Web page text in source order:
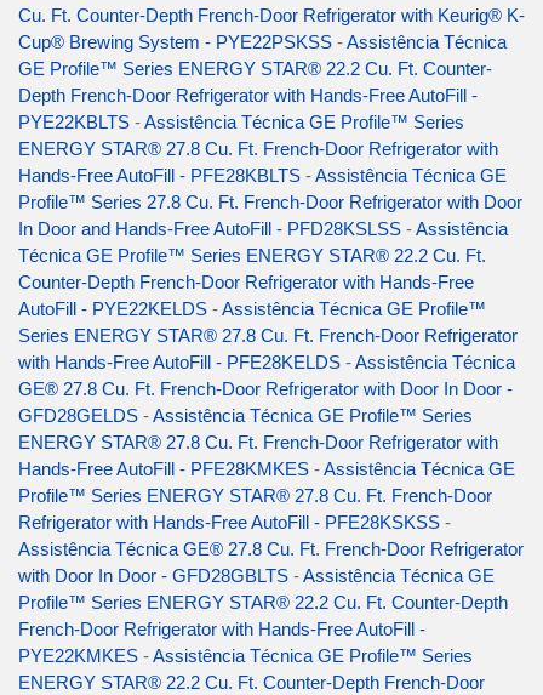
Cu. Ft. Counter-Depth French-Door Refrigerator with Keurig® K-
Cup® Brewing System - PYE22PSKSS -Assistência Técnica
GE Profile™ Series ENERGY STAR® 22.2 Cu. Ft. Counter-
Depth French-Door Refrigerator with Hands-Free AutoFill -
PYE22KBLTS -Assistência Técnica GE Profile™ Series
ENERGY STAR® 27.8 Cu. Ft. French-Door Refrigerator with
Hands-Free AutoFill - PFE28KBLTS -Assistência Técnica GE
Profile™ Series 27.8 Cu. Ft. French-Door Refrigerator with Door
In Door and Hands-Free AutoFill - PFD28KSLSS -Assistência
Técnica GE Profile™ Series ENERGY STAR® 22.2 Cu. Ft.
Counter-Depth French-Door Refrigerator with Hands-Free
AutoFill - PYE22KELDS -Assistência Técnica GE Profile™
Series ENERGY STAR® 27.8 Cu. Ft. French-Door Refrigerator
with Hands-Free AutoFill - PFE28KELDS -Assistência Técnica
GE® 27.8 Cu. Ft. French-Door Refrigerator with Door In Door -
GFD28GELDS -Assistência Técnica GE Profile™ Series
ENERGY STAR® 27.8 Cu. Ft. French-Door Refrigerator with
Hands-Free AutoFill - PFE28KMKES -Assistência Técnica GE
Profile™ Series ENERGY STAR® 27.8 Cu. Ft. French-Door
Refrigerator with Hands-Free AutoFill - PFE28KSKSS -
Assistência Técnica GE® 27.8 Cu. Ft. French-Door Refrigerator
with Door In Door - GFD28GBLTS -Assistência Técnica GE
Profile™ Series ENERGY STAR® 22.2 Cu. Ft. Counter-Depth
French-Door Refrigerator with Hands-Free AutoFill -
PYE22KMKES -Assistência Técnica GE Profile™ Series
ENERGY STAR® 22.2 Cu. Ft. Counter-Depth French-Door